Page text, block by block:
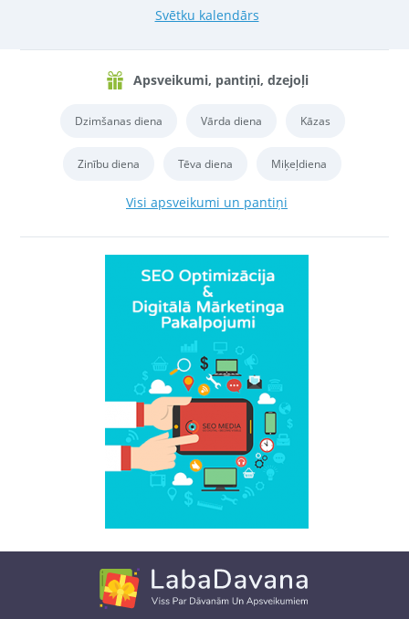
Svētku kalendārs
Apsveikumi, pantiņi, dzejoļi
Dzimšanas diena Vārda diena Kāzas
Zinību diena Tēva diena Miķeļdiena
Visi apsveikumi un pantiņi